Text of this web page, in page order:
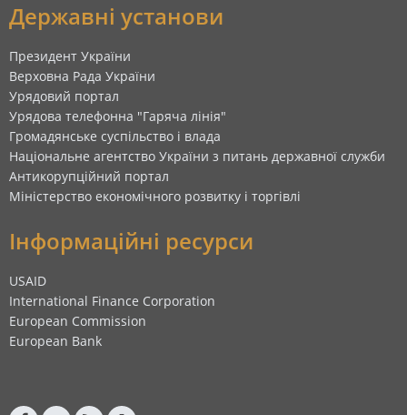
Державні установи
Президент України
Верховна Рада України
Урядовий портал
Урядова телефонна "Гаряча лінія"
Громадянське суспільство і влада
Національне агентство України з питань державної служби
Антикорупційний портал
Міністерство економічного розвитку і торгівлі
Інформаційні ресурси
USAID
International Finance Corporation
European Commission
European Bank